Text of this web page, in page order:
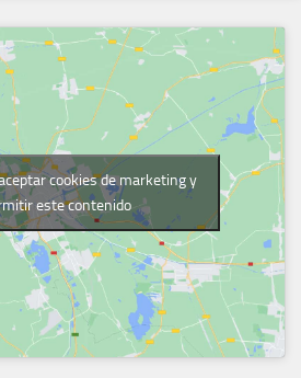
cookies de marketing y
este contenido